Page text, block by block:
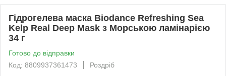
Гідрогелева маска Biodance Refreshing Sea
Kelp Real Deep Mask з Морською ламінарією
34 г
Готово до відправки
Код: 8809937361473
Роздріб